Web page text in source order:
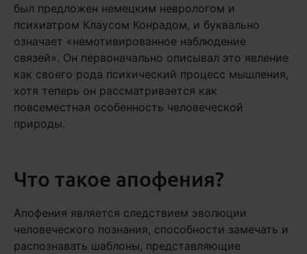
был предложен немецким неврологом и
психиатром Клаусом Конрадом, и буквально
означает «немотивированное наблюдение
связей». Он первоначально описывал это явление
как своего рода психический процесс мышления,
хотя теперь он рассматривается как
повсеместная особенность человеческой
природы.
Что такое апофения?
Апофения является следствием эволюции
человеческого познания, способности замечать и
распознавать шаблоны, представляющие